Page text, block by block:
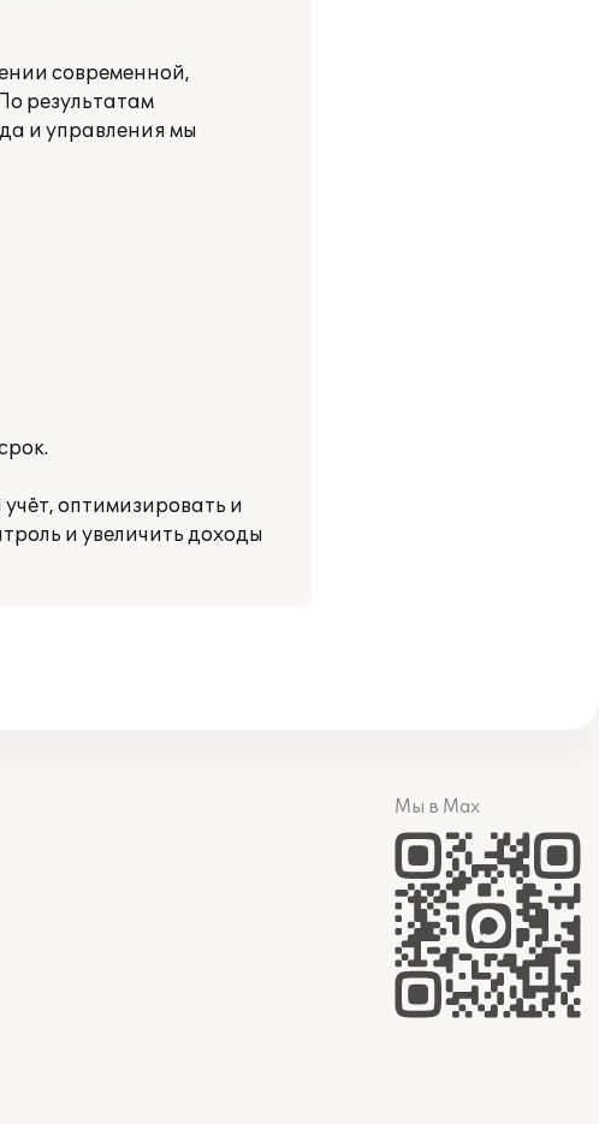
современной,
результатам
и управления мы
оптимизировать и
и увеличить доходы
Мы в Max